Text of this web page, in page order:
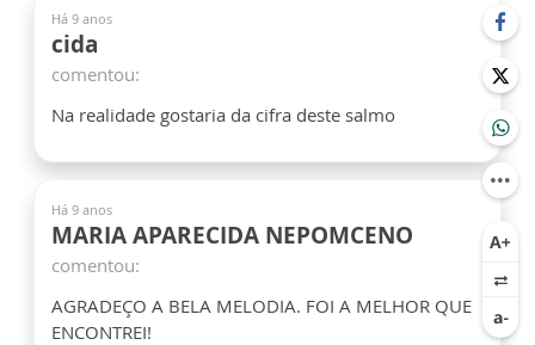
Há 9 anos
cida
comentou:
Na realidade gostaria da cifra deste salmo
Há 9 anos
MARIA APARECIDA NEPOMCENO
comentou:
AGRADEÇO A BELA MELODIA. FOI A MELHOR QUE
ENCONTREI!